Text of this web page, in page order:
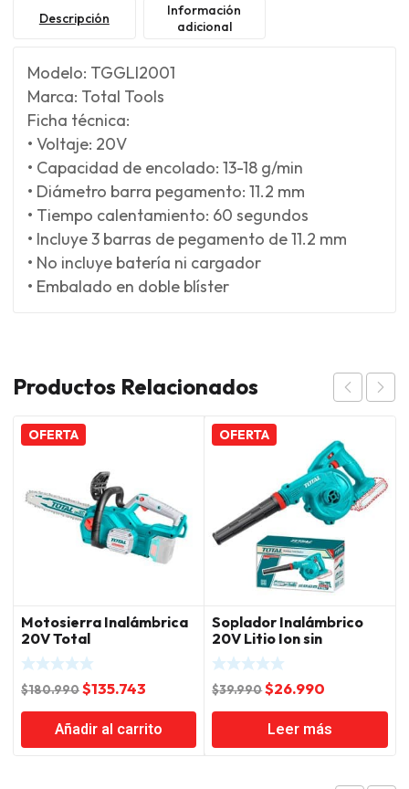
Descripción
Información
adicional
Modelo: TGGLI2001
Marca: Total Tools
Ficha técnica:
• Voltaje: 20V
• Capacidad de encolado: 13-18 g/min
• Diámetro barra pegamento: 11.2 mm
• Tiempo calentamiento: 60 segundos
• Incluye 3 barras de pegamento de 11.2 mm
• No incluye batería ni cargador
• Embalado en doble blíster
Productos Relacionados
OFERTA
Motosierra Inalámbrica
20V Total
$180.990El
precio
original
era:
$135.743
precio
actual
es:
Añadir al carrito
OFERTA
Soplador Inalámbrico
20V Litio Ion sin
BateriaTotal
$39.990El
precio
original
era:
$26.990
precio
actual
es:
Leer más